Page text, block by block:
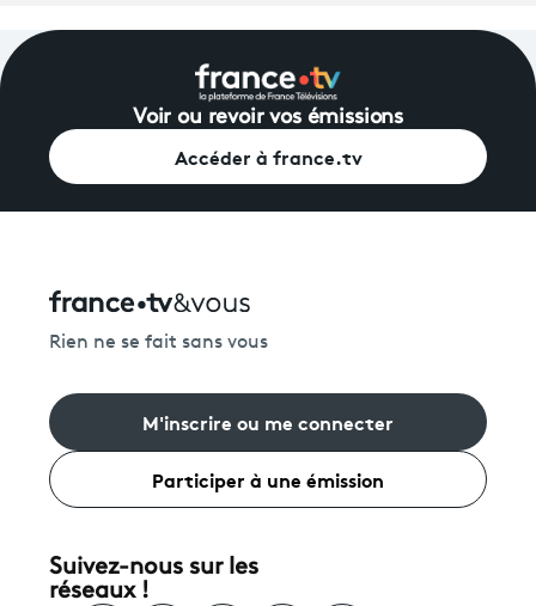
Voir ou revoir vos émissions
Accéder à france.tv
Rien ne se fait sans vous
M'inscrire ou me connecter
Participer à une émission
Suivez-nous sur les
réseaux !